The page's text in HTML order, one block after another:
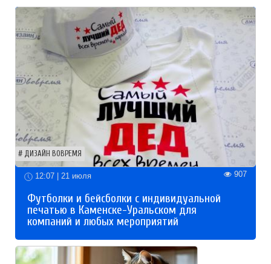
ДИЗАЙН ВОВРЕМЯ
12:07 | 21 июля 907
Футболки и бейсболки с индивидуальной
печатью в Каменске-Уральском для
компаний и любых мероприятий